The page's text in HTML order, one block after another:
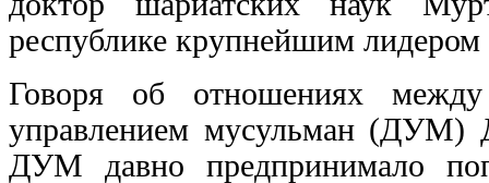
республике крупнейшим лидером
Говоря об отношениях
управлением мусульман (ДУМ)
ДУМ давно предпринимало